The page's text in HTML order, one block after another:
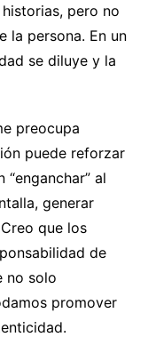
pero no
la persona. En un
se diluye y la
preocupa
puede reforzar
al
generar
que los
de
no solo
promover